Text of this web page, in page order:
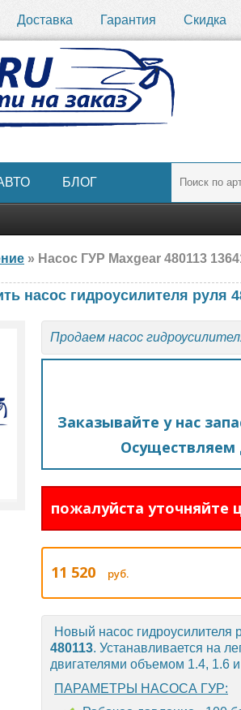
Доставка Гарантия Скидка
БЛОГ
» Насос ГУР Maxgear 480113
насос гидроусилителя руля
Продаем насос
Заказывайте у нас
Осуществляем
пожалуйста уточняйте
11 520 руб.
Новый насос гидроусилителя
480113. Устанавливается на
двигателями объемом 1.4, 1.6
ПАРАМЕТРЫ НАСОСА ГУР: